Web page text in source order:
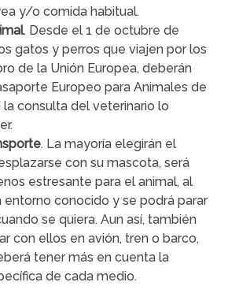
y/o comida habitual.
. Desde el 1 de octubre de
gatos y perros que viajen por los
de la Unión Europea, deberán
Europeo para Animales de
la consulta del veterinario lo
. La mayoría elegirán el
con su mascota, será
estresante para el animal, al
entorno conocido y se podrá parar
se quiera. Aun así, también
con ellos en avión, tren o barco,
tener más en cuenta la
de cada medio.